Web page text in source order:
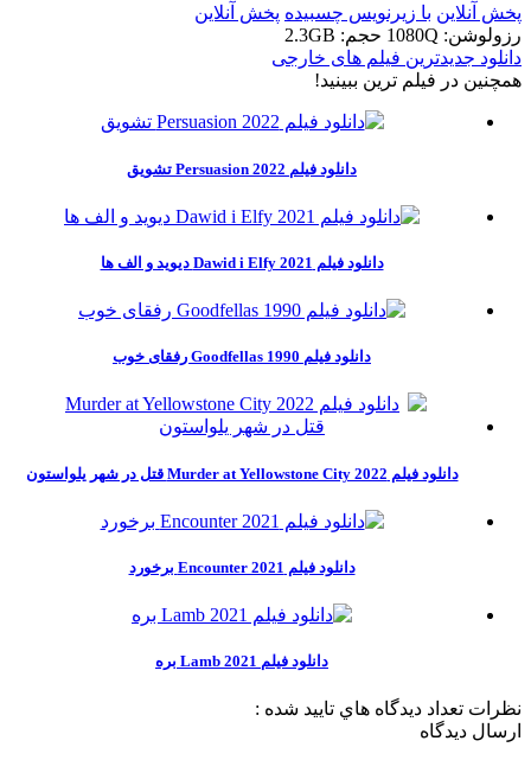
پخش آنلاین با زیرنویس چسبیده پخش آنلاین
رزولوشن: 1080Q
حجم: 2.3GB
دانلود جدیدترین فیلم های خارجی
همچنين در فيلم ترين ببينيد!
دانلود فیلم Persuasion 2022 تشویق
دانلود فیلم Dawid i Elfy 2021 دیوید و الف ها
دانلود فیلم Goodfellas 1990 رفقای خوب
دانلود فیلم Murder at Yellowstone City 2022 قتل در شهر یلواستون
دانلود فیلم Encounter 2021 برخورد
دانلود فیلم Lamb 2021 بره
نظرات تعداد ديدگاه هاي تاييد شده :
ارسال ديدگاه